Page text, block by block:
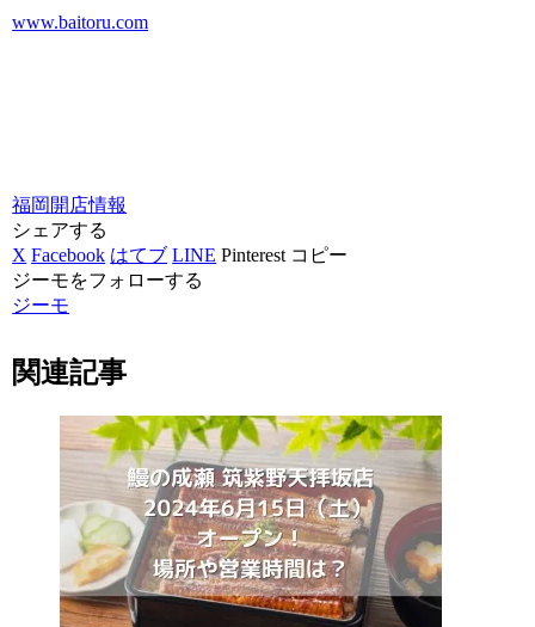
www.baitoru.com
福岡 開店情報
シェアする
X Facebook はてブ LINE Pinterest コピー
ジーモをフォローする
ジーモ
関連記事